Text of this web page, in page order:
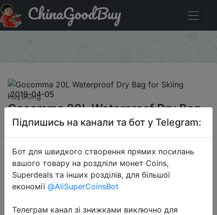
Промокод на знижку GBOSQC101 Gocomma 20L
Waterproof Dry Bag for Skiing Kayaking
ChinaGoodBuy
2019-04-05
Gocomma 20L Waterproof Dry Bag
for Skiing Kayaking
$7.99
Підпишись на канали та бот у Telegram:
Бот для швидкого створення прямих посилань
вашого товару на роздліли монет Coins,
Superdeals та інших розділів, для більшої
економії @AliSuperCoinsBot
Телеграм канал зі знижками виключно для